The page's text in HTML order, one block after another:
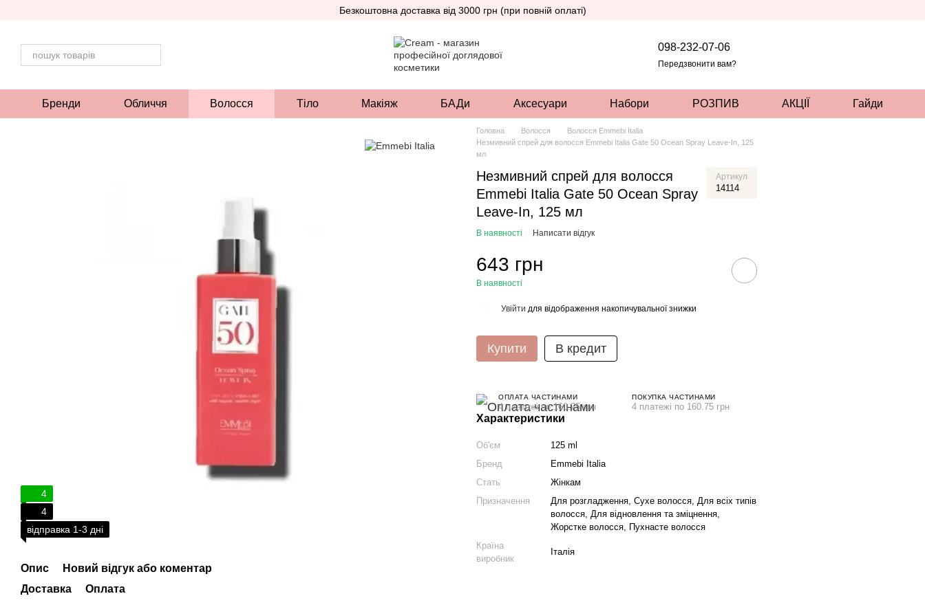
Безкоштовна доставка від 3000 грн (при повній оплаті)
098-232-07-06
Передзвонити вам?
Бренди Обличчя Волосся Тіло Макіяж БАДи Аксесуари Набори РОЗПИВ АКЦІЇ Гайди
4
4
відправка 1-3 дні
Опис
Новий відгук або коментар
Доставка
Оплата
Головна Волосся
Волосся Emmebi Italia
Незмивний спрей для волосся Emmebi Italia Gate 50 Ocean Spray Leave-In, 125
мл
Незмивний спрей для волосся
Emmebi Italia Gate 50 Ocean Spray
Leave-In, 125 мл
Артикул
14114
В наявності Написати відгук
643 грн
В наявності
Увійти для відображення накопичувальної знижки
Купити В кредит
ОПЛАТА ЧАСТИНАМИ
4 платежі по 160.75 грн
ПОКУПКА ЧАСТИНАМИ
4 платежі по 160.75 грн
Характеристики
Об'єм
125 ml
Бренд
Emmebi Italia
Стать
Жінкам
Призначення
Для розгладження, Сухе волосся, Для всіх типів
волосся, Для відновлення та зміцнення,
Жорстке волосся, Пухнасте волосся
Країна
виробник
Італія